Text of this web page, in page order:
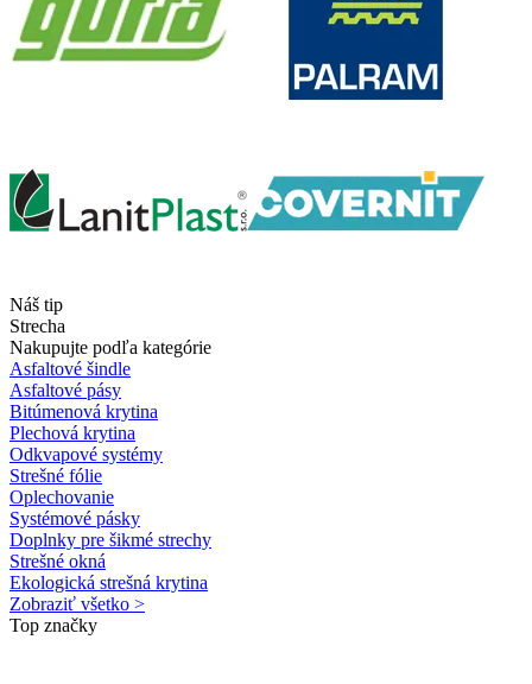
Náš tip
Strecha
Nakupujte podľa kategórie
Asfaltové šindle
Asfaltové pásy
Bitúmenová krytina
Plechová krytina
Odkvapové systémy
Strešné fólie
Oplechovanie
Systémové pásky
Doplnky pre šikmé strechy
Strešné okná
Ekologická strešná krytina
Zobraziť všetko >
Top značky